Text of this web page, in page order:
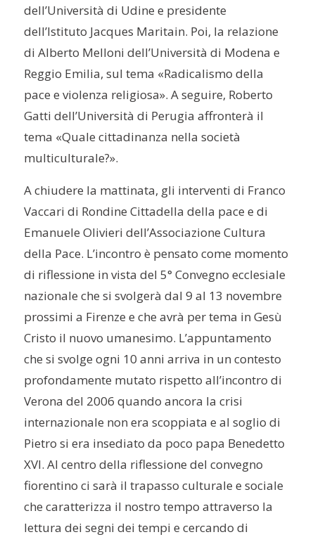
dell’Università di Udine e presidente
dell’Istituto Jacques Maritain. Poi, la relazione
di Alberto Melloni dell’Università di Modena e
Reggio Emilia, sul tema «Radicalismo della
pace e violenza religiosa». A seguire, Roberto
Gatti dell’Università di Perugia affronterà il
tema «Quale cittadinanza nella società
multiculturale?».
A chiudere la mattinata, gli interventi di Franco
Vaccari di Rondine Cittadella della pace e di
Emanuele Olivieri dell’Associazione Cultura
della Pace. L’incontro è pensato come momento
di riflessione in vista del 5° Convegno ecclesiale
nazionale che si svolgerà dal 9 al 13 novembre
prossimi a Firenze e che avrà per tema in Gesù
Cristo il nuovo umanesimo. L’appuntamento
che si svolge ogni 10 anni arriva in un contesto
profondamente mutato rispetto all’incontro di
Verona del 2006 quando ancora la crisi
internazionale non era scoppiata e al soglio di
Pietro si era insediato da poco papa Benedetto
XVI. Al centro della riflessione del convegno
fiorentino ci sarà il trapasso culturale e sociale
che caratterizza il nostro tempo attraverso la
lettura dei segni dei tempi e cercando di